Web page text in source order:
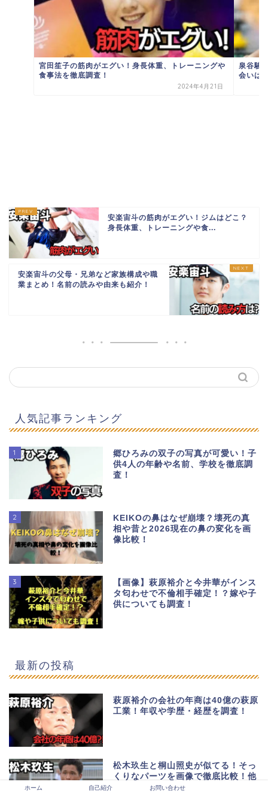
宮田笙子の筋肉がエグい！身長体重、トレーニングや
食事法を徹底調査！
2024年4月21日
泉谷駿
会いは
安楽宙斗の筋肉がエグい！ジムはどこ？
身長体重、トレーニングや食...
安楽宙斗の父母・兄弟など家族構成や職
業まとめ！名前の読みや由来も紹介！
人気記事ランキング
1
郷ひろみの双子の写真が可愛い！子
供4人の年齢や名前、学校を徹底調
査！
2
KEIKOの鼻はなぜ崩壊？壊死の真
相や昔と2026現在の鼻の変化を画
像比較！
3
【画像】萩原裕介と今井華がインス
タ匂わせで不倫相手確定！？嫁や子
供についても調査！
最新の投稿
萩原裕介の会社の年商は40億の萩原
工業！年収や学歴・経歴を調査！
松木玖生と桐山照史が似てる！そっ
くりなパーツを画像で徹底比較！他
にも似てる芸能人7人まとめ！
ホーム 自己紹介 お問い合わせ